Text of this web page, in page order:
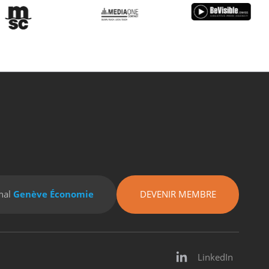
Genève Économie DEVENIR MEMBRE
LinkedIn